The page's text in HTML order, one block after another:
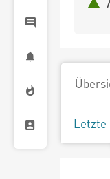
Letzte